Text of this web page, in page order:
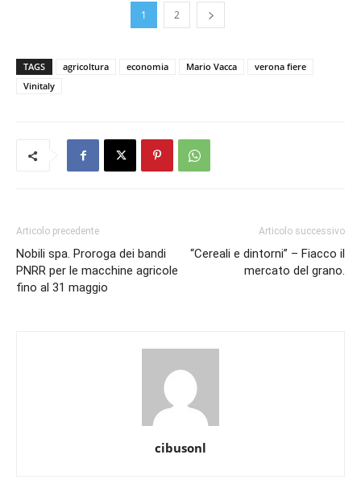
1 2
TAGS agricoltura economia Mario Vacca
verona fiere
Vinitaly
Articolo precedente
Nobili spa. Proroga dei bandi
PNRR per le macchine agricole
fino al 31 maggio
Articolo successivo
“Cereali e dintorni” – Fiacco il
mercato del grano.
cibusonl